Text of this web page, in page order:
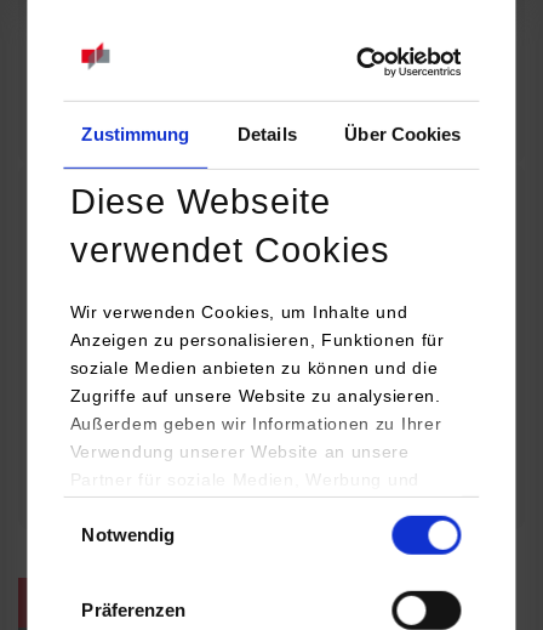
Zustimmung Details Über Cookies
Diese Webseite
verwendet Cookies
Wir verwenden Cookies, um Inhalte und
Anzeigen zu personalisieren, Funktionen für
soziale Medien anbieten zu können und die
Zugriffe auf unsere Website zu analysieren.
Außerdem geben wir Informationen zu Ihrer
Verwendung unserer Website an unsere
Partner für soziale Medien, Werbung und
YouTube, Google Maps) führen diese
Daten zusammen, die Sie ihnen bereitgestellt
haben oder die sie im Rahmen Ihrer Nutzung
Notwendig
Präferenzen
Online INDIS-Infoveranstaltung für Studierende
Zum Event
Technologietag: Clean Urban Transportation –
nachhaltige Mobilität im (sub)urbanen Umfeld
16.09.2026 - 17.09.2026
Im Mittelpunkt stehen elektrische Antriebe, moderne
Batterietechnologien und innovative Fahrzeugkonzepte für
nachhaltige Mobilität in Stadt und…
weitere Veranstaltungen / Termine